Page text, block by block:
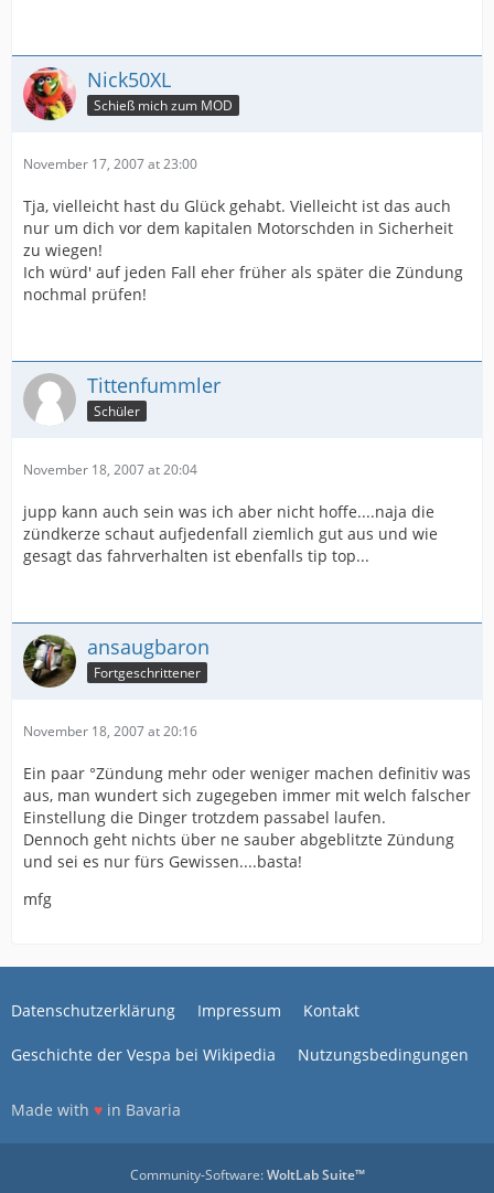
Nick50XL
Schieß mich zum MOD
November 17, 2007 at 23:00
Tja, vielleicht hast du Glück gehabt. Vielleicht ist das auch
nur um dich vor dem kapitalen Motorschden in Sicherheit
zu wiegen!
Ich würd' auf jeden Fall eher früher als später die Zündung
nochmal prüfen!
Tittenfummler
Schüler
November 18, 2007 at 20:04
jupp kann auch sein was ich aber nicht hoffe....naja die
zündkerze schaut aufjedenfall ziemlich gut aus und wie
gesagt das fahrverhalten ist ebenfalls tip top...
ansaugbaron
Fortgeschrittener
November 18, 2007 at 20:16
Ein paar °Zündung mehr oder weniger machen definitiv was
aus, man wundert sich zugegeben immer mit welch falscher
Einstellung die Dinger trotzdem passabel laufen.
Dennoch geht nichts über ne sauber abgeblitzte Zündung
und sei es nur fürs Gewissen....basta!
mfg
Datenschutzerklärung Impressum Kontakt
Geschichte der Vespa bei Wikipedia Nutzungsbedingungen
Made with ♥ in Bavaria
Community-Software:WoltLab Suite™